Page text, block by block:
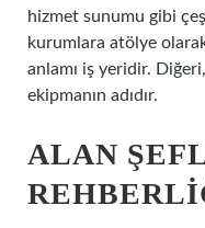
hizmet sunumu gibi
kurumlara atölye
anlamı iş yeridir.
ekipmanın adıdır.
ALAN